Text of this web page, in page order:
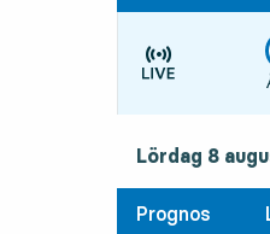
Tiden är prognos,
lördag 8
Lördag 8
Prognos